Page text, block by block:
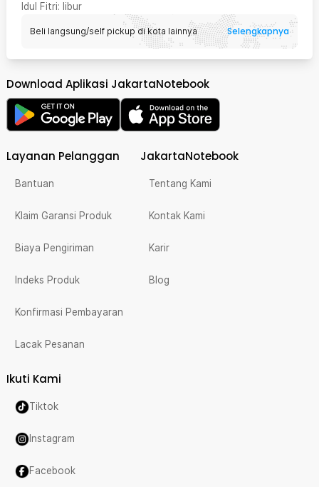
Idul Fitri: libur
Beli langsung/self pickup di kota lainnya Selengkapnya
Download Aplikasi JakartaNotebook
Layanan Pelanggan
Bantuan
Klaim Garansi Produk
Biaya Pengiriman
Indeks Produk
Konfirmasi Pembayaran
Lacak Pesanan
JakartaNotebook
Tentang Kami
Kontak Kami
Karir
Blog
Ikuti Kami
Tiktok
Instagram
Facebook